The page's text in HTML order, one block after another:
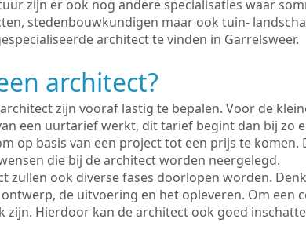
zijn er ook nog andere specialisaties waar
stedenbouwkundigen maar ook tuin-
architect te vinden in Garrelsweer.
architect?
zijn vooraf lastig te bepalen. Voor de
een uurtarief werkt, dit tarief begint dan bij zo
op basis van een project tot een prijs te komen.
die bij de architect worden neergelegd.
zullen ook diverse fases doorlopen worden.
de uitvoering en het opleveren. Om een
zijn. Hierdoor kan de architect ook goed